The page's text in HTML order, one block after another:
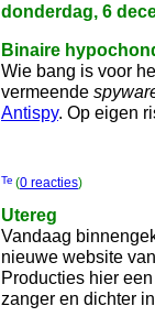
donderdag, 6
Binaire
Wie bang is voor
vermeende
Antispy. Op eigen
(0 reacties)
Utereg
Vandaag
nieuwe website
Producties hier
zanger en dichter